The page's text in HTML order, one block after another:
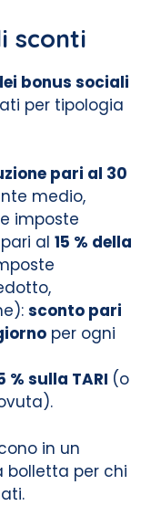
sconti
bonus sociali
per tipologia
pari al 30
medio,
imposte
al 15 % della
sconto pari
per ogni
% sulla TARI (o
in un
bolletta per chi